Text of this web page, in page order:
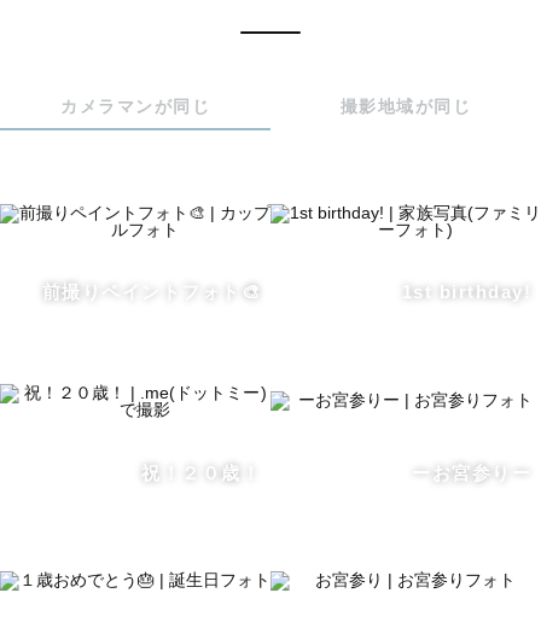
⚠︎太宰府天満宮は太宰府天満宮カメラマン組合に加入して
ます。
2025/1/20から加入しています。
💡撮影について
ングさせて頂きます。
撮影を進めていきます！
カメラマンが同じ 撮影地域が同じ
前撮りペイントフォト🎨 1st birthday!
祝！２０歳！ ーお宮参りー